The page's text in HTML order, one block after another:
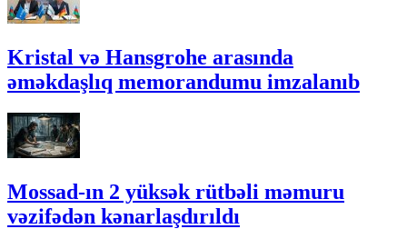
Kristal və Hansgrohe arasında
əməkdaşlıq memorandumu imzalanıb
Mossad-ın 2 yüksək rütbəli məmuru
vəzifədən kənarlaşdırıldı